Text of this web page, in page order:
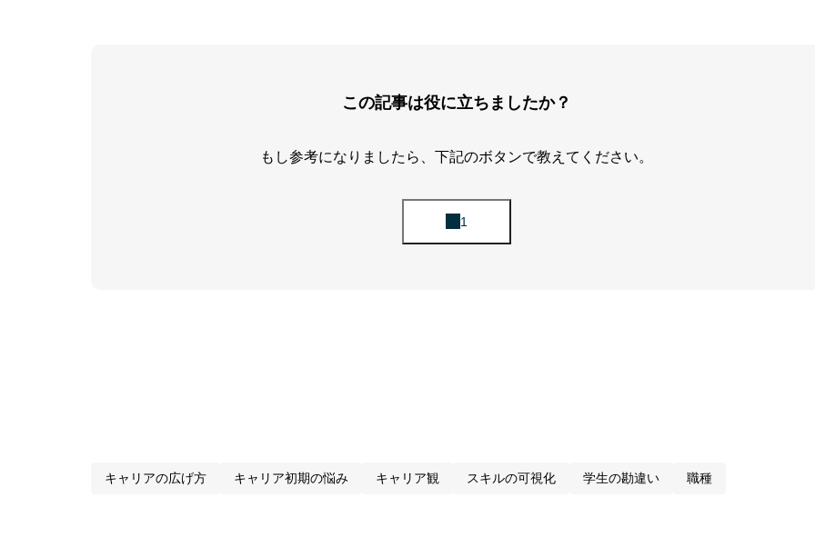
この記事は役に立ちましたか？
もし参考になりましたら、下記のボタンで教えてください。
キャリアの広げ方 キャリア初期の悩み キャリア観 スキルの可視化 学生の勘違い 職種